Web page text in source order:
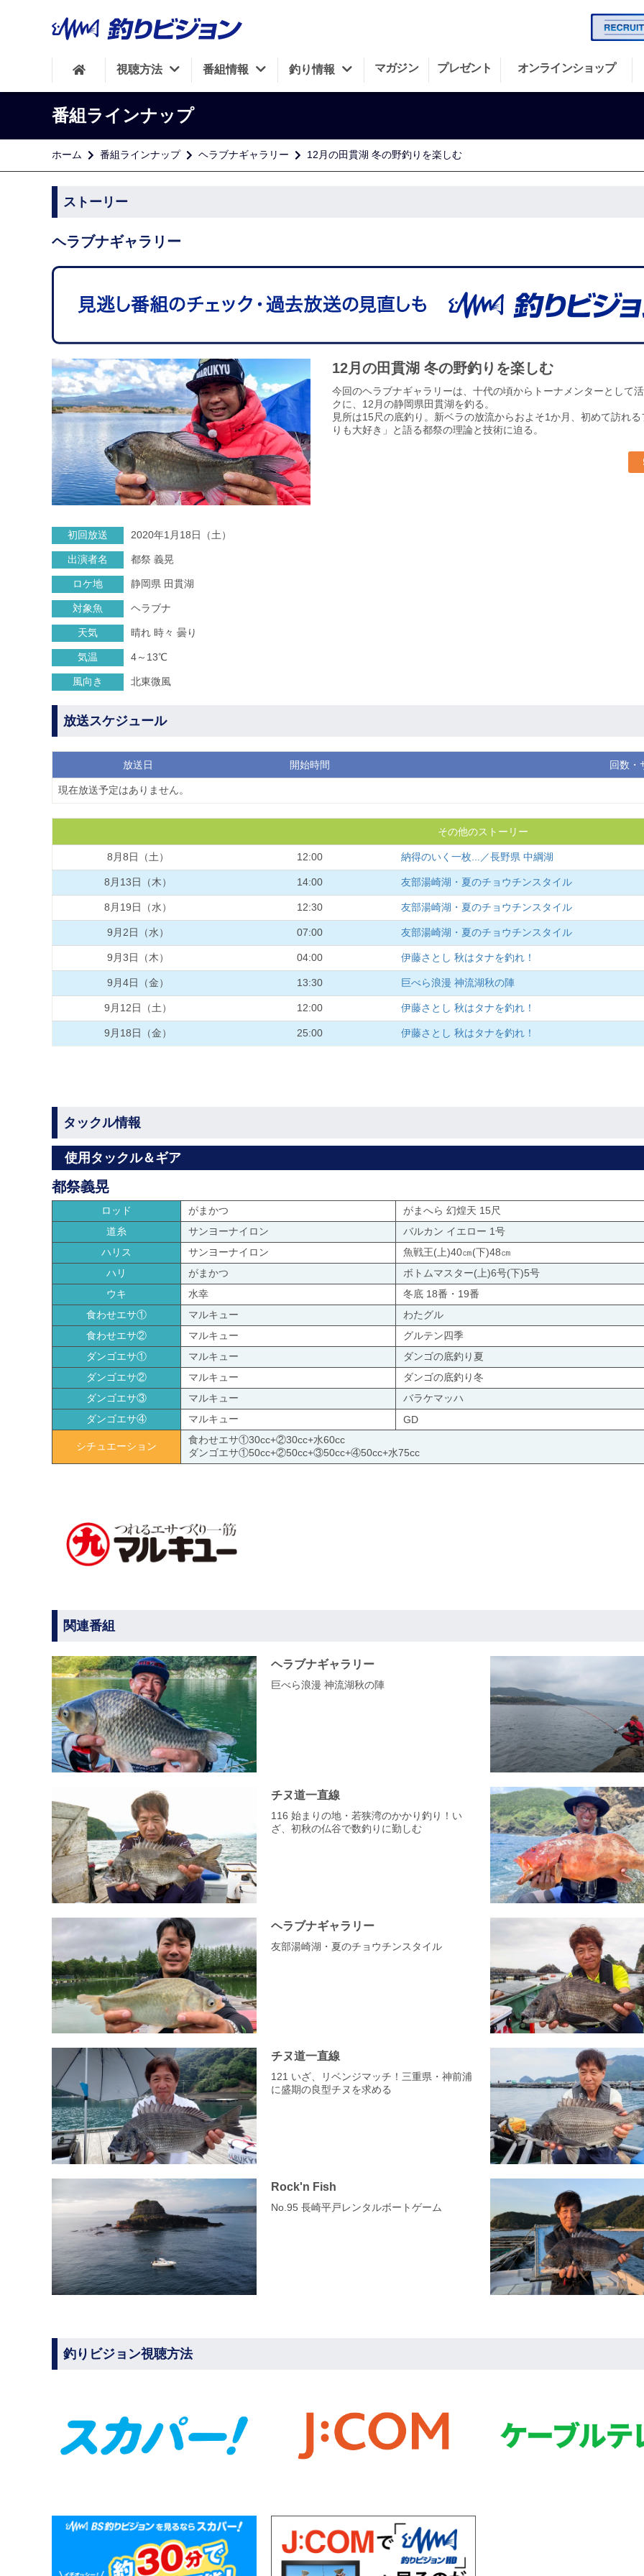
視聴方法 番組情報 釣り情報 マガジン プレゼント オンラインショップ
番組ラインナップ
ホーム 番組ラインナップ ヘラブナギャラリー 12月の田貫湖 冬の野釣りを楽しむ
ストーリー
ヘラブナギャラリー
12月の田貫湖 冬の野釣りを楽しむ
今回のヘラブナギャラリーは、十代の頃からトーナメンターとして
クに、12月の静岡県田貫湖を釣る。
見所は15尺の底釣り。新ベラの放流からおよそ1か月、初めて訪れ
りも大好き」と語る都祭の理論と技術に迫る。
初回放送 2020年1月18日（土）
出演者名 都祭 義晃
ロケ地 静岡県 田貫湖
対象魚 ヘラブナ
天気 晴れ 時々 曇り
気温 4～13℃
風向き 北東微風
放送スケジュール
放送日 開始時間 回数・
現在放送予定はありません。
その他のストーリー
8月8日（土） 12:00 納得のいく一枚...／長野県 中綱湖
8月13日（木） 14:00 友部湯崎湖・夏のチョウチンスタイル
8月19日（水） 12:30 友部湯崎湖・夏のチョウチンスタイル
9月2日（水） 07:00 友部湯崎湖・夏のチョウチンスタイル
9月3日（木） 04:00 伊藤さとし 秋はタナを釣れ！
9月4日（金） 13:30 巨べら浪漫 神流湖秋の陣
9月12日（土） 12:00 伊藤さとし 秋はタナを釣れ！
9月18日（金） 25:00 伊藤さとし 秋はタナを釣れ！
タックル情報
使用タックル＆ギア
都祭義晃
ロッド がまかつ
がまへら 幻煌天 15尺
道糸
サンヨーナイロン
バルカン イエロー 1号
ハリス
サンヨーナイロン
魚戦王(上)40㎝(下)48㎝
ハリ
がまかつ
ボトムマスター(上)6号(下)5号
ウキ
水幸
冬底 18番・19番
食わせエサ①
マルキュー
わたグル
食わせエサ②
マルキュー
グルテン四季
ダンゴエサ①
マルキュー
ダンゴの底釣り夏
ダンゴエサ②
マルキュー
ダンゴの底釣り冬
ダンゴエサ③
マルキュー
バラケマッハ
ダンゴエサ④
マルキュー GD
シチュエーション
食わせエサ①30cc+②30cc+水60cc
ダンゴエサ①50cc+②50cc+③50cc+④50cc+水75cc
関連番組
ヘラブナギャラリー
巨べら浪漫 神流湖秋の陣
チヌ道一直線
116 始まりの地・若狭湾のかかり釣り！い
ざ、初秋の仏谷で数釣りに勤しむ
ヘラブナギャラリー
友部湯崎湖・夏のチョウチンスタイル
チヌ道一直線
121 いざ、リベンジマッチ！三重県・神前浦
に盛期の良型チヌを求める
Rock'n Fish
No.95 長崎平戸レンタルボートゲーム
釣りビジョン視聴方法